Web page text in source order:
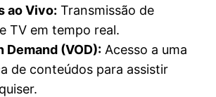
ao Vivo: Transmissão de
TV em tempo real.
Demand (VOD): Acesso a uma
de conteúdos para assistir